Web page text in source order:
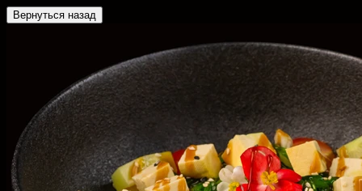
Вернуться назад